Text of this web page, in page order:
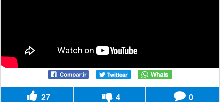
27 4 0